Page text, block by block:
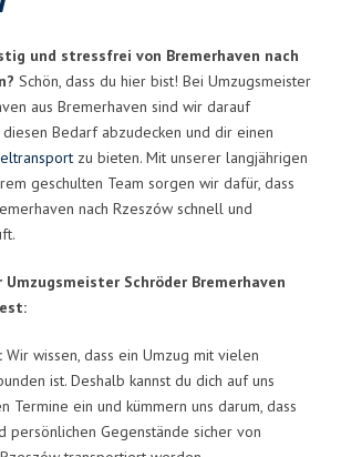
und stressfrei von Bremerhaven nach
Schön, dass du hier bist! Bei Umzugsmeister
aus Bremerhaven sind wir darauf
Bedarf abzudecken und dir einen
zu bieten. Mit unserer langjährigen
geschulten Team sorgen wir dafür, dass
nach Rzeszów schnell und
Schröder Bremerhaven
Wir wissen, dass ein Umzug mit vielen
ist. Deshalb kannst du dich auf uns
Termine ein und kümmern uns darum, dass
persönlichen Gegenstände sicher von